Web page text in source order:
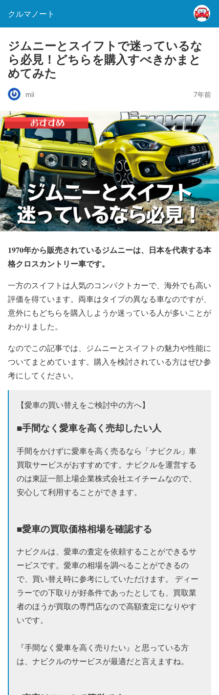
クルマノート
ジムニーとスイフトで迷っているな
ら必見！どちらを購入すべきかまと
めてみた
mii 7年前
1970年から販売されているジムニーは、日本を代表する本
格クロスカントリー車です。
一方のスイフトは人気のコンパクトカーで、海外でも高い
評価を得ています。両車はタイプの異なる車なのですが、
意外にもどちらを購入しようか迷っている人が多いことが
わかりました。
なのでこの記事では、ジムニーとスイフトの魅力や性能に
ついてまとめています。購入を検討されている方はぜひ参
考にしてください。
【愛車の買い替えをご検討中の方へ】
■手間なく愛車を高く売却したい人
手間をかけずに愛車を高く売るなら「ナビクル」車
買取サービスがおすすめです。ナビクルを運営する
のは東証一部上場企業株式会社エイチームなので、
安心して利用することができます。
■愛車の買取価格相場を確認する
ナビクルは、愛車の査定を依頼することができるサ
ービスです。愛車の相場を調べることができるの
で、買い替え時に参考にしていただけます。 ディー
ラーでの下取りが好条件であったとしても、買取業
者のほうが買取の専門店なので高額査定になりやす
いです。
『手間なく愛車を高く売りたい』と思っている方
は、ナビクルのサービスが最適だと言えますね。